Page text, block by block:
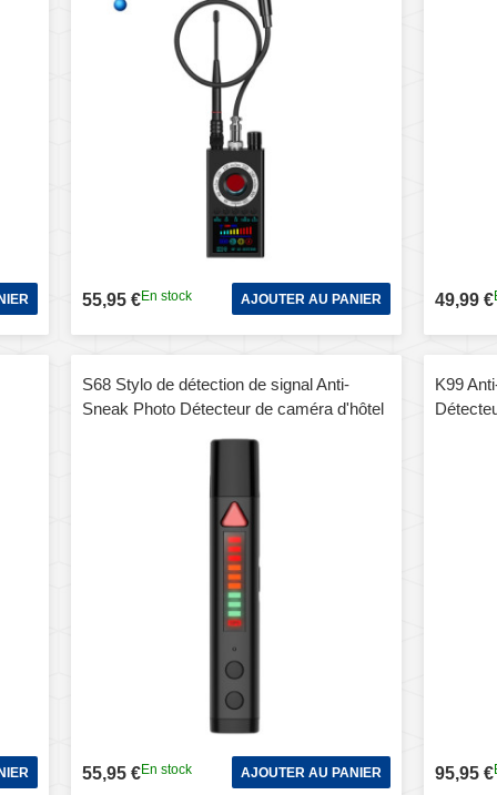
55,95 €En stock AJOUTER AU PANIER 49,99 €
S68 Stylo de détection de signal Anti-
Sneak Photo Détecteur de caméra d'hôtel
55,95 €En stock AJOUTER AU PANIER
K99
95,95 €